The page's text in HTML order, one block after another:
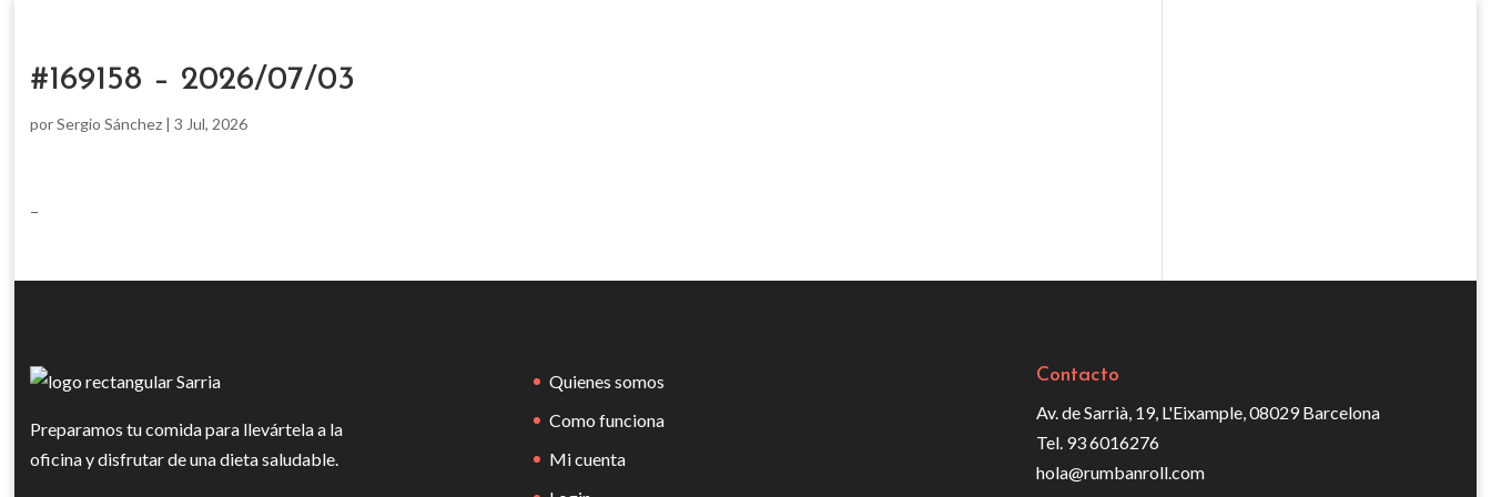
#169158 – 2026/07/03
porSergio Sánchez| 3 Jul, 2026
–
Preparamos tu comida para llevártela a la
oficina y disfrutar de una dieta saludable.
Quienes somos
Como funciona
Mi cuenta
Contacto
Av. de Sarrià, 19, L'Eixample, 08029 Barcelona
Tel. 93 6016276
hola@rumbanroll.com